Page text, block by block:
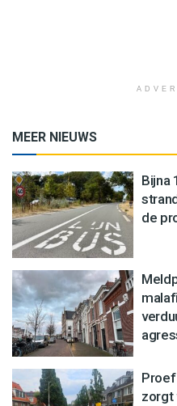
MEER NIEUWS
Bijna
de
zorgt